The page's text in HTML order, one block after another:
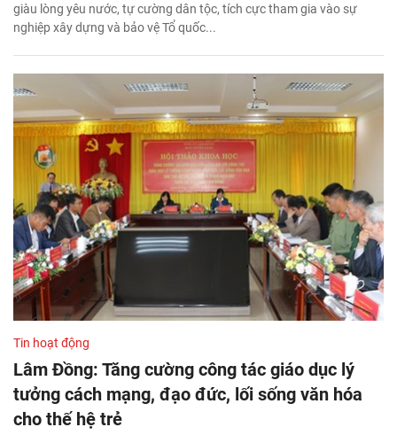
giàu lòng yêu nước, tự cường dân tộc, tích cực tham gia vào sự
nghiệp xây dựng và bảo vệ Tổ quốc...
Tin hoạt động
Lâm Đồng: Tăng cường công tác giáo dục lý
tưởng cách mạng, đạo đức, lối sống văn hóa
cho thế hệ trẻ